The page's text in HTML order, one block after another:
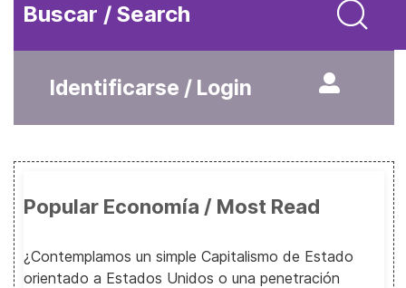
Buscar / Search
Identificarse / Login
Popular Economía / Most Read
¿Contemplamos un simple Capitalismo de Estado
orientado a Estados Unidos o una penetración